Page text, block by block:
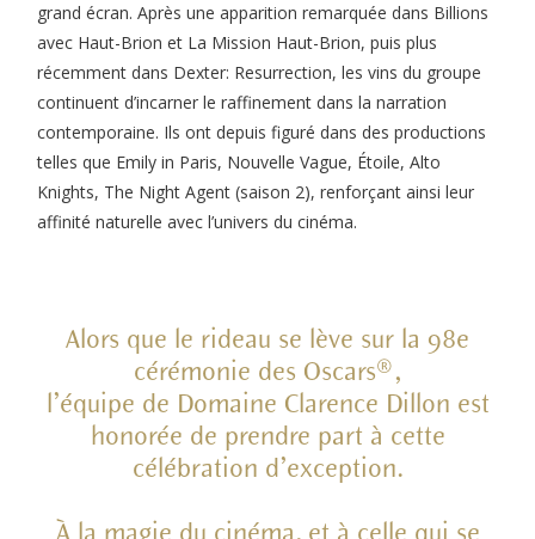
grand écran. Après une apparition remarquée dans Billions
avec Haut-Brion et La Mission Haut-Brion, puis plus
récemment dans Dexter: Resurrection, les vins du groupe
continuent d’incarner le raffinement dans la narration
contemporaine. Ils ont depuis figuré dans des productions
telles que Emily in Paris, Nouvelle Vague, Étoile, Alto
Knights, The Night Agent (saison 2), renforçant ainsi leur
affinité naturelle avec l’univers du cinéma.
Alors que le rideau se lève sur la 98e
cérémonie des Oscars®,
l’équipe de Domaine Clarence Dillon est
honorée de prendre part à cette
célébration d’exception.